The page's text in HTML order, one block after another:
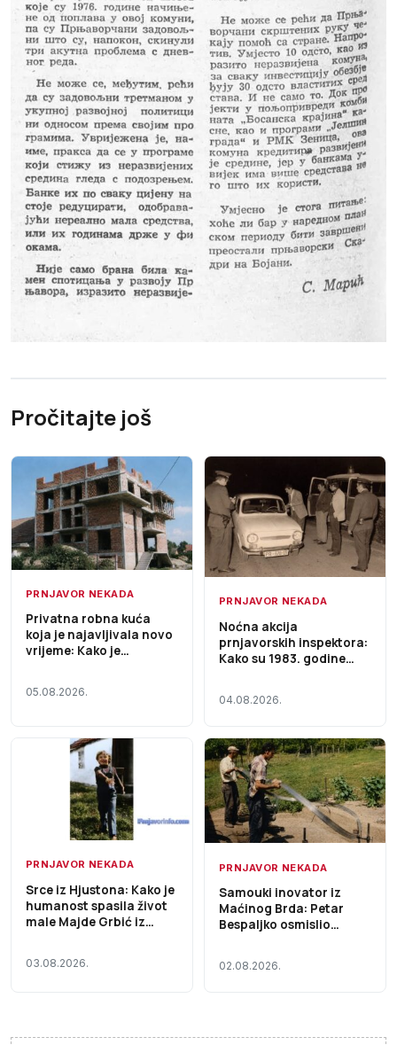
Pročitajte još
PRNJAVOR NEKADA
Privatna robna kuća
koja je najavljivala novo
vrijeme: Kako je
trgovačkih objekata u
05.08.2026.
PRNJAVOR NEKADA
Noćna akcija
prnjavorskih inspektora:
Kako su 1983. godine
04.08.2026.
PRNJAVOR NEKADA
Srce iz Hjustona: Kako je
humanost spasila život
male Majde Grbić iz
03.08.2026.
PRNJAVOR NEKADA
Samouki inovator iz
Maćinog Brda: Petar
Bespaljko osmislio
gaterskih pila
02.08.2026.